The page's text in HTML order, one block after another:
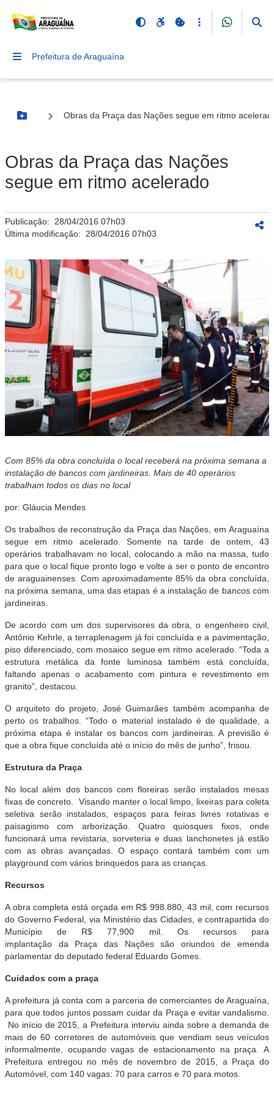
Prefeitura de Araguaína
Botão Menu
Obras da Praça das Nações segue em ritmo
Obras da Praça das Nações
segue em ritmo acelerado
Publicação: 28/04/2016 07h03
Última modificação: 28/04/2016 07h03
Com 85% da obra concluída o local receberá na próxima semana a
instalação de bancos com jardineiras. Mais de 40 operários
trabalham todos os dias no local
por: Gláucia Mendes
Os trabalhos de reconstrução da Praça das Nações, em Araguaína
segue em ritmo acelerado. Somente na tarde de ontem, 43
operários trabalhavam no local, colocando a mão na massa, tudo
para que o local fique pronto logo e volte a ser o ponto de encontro
de araguainenses. Com aproximadamente 85% da obra concluída,
na próxima semana, uma das etapas é a instalação de bancos com
jardineiras.
De acordo com um dos supervisores da obra, o engenheiro civil,
Antônio Kehrle, a terraplenagem já foi concluída e a pavimentação,
piso diferenciado, com mosaico segue em ritmo acelerado. “Toda a
estrutura metálica da fonte luminosa também está concluída,
faltando apenas o acabamento com pintura e revestimento em
granito”, destacou.
O arquiteto do projeto, José Guimarães também acompanha de
perto os trabalhos. “Todo o material instalado é de qualidade, a
próxima etapa é instalar os bancos com jardineiras. A previsão é
que a obra fique concluída até o início do mês de junho”, frisou.
Estrutura da Praça
No local além dos bancos com floreiras serão instalados mesas
fixas de concreto. Visando manter o local limpo, lixeiras para coleta
seletiva serão instalados, espaços para feiras livres rotativas e
paisagismo com arborização. Quatro quiosques fixos, onde
funcionará uma revistaria, sorveteria e duas lanchonetes já estão
com as obras avançadas. O espaço contará também com um
playground com vários brinquedos para as crianças.
Recursos
A obra completa está orçada em R$ 998.880, 43 mil, com recursos
do Governo Federal, via Ministério das Cidades, e contrapartida do
Município de R$ 77,900 mil. Os recursos para
implantação da Praça das Nações são oriundos de emenda
parlamentar do deputado federal Eduardo Gomes.
Cuidados com a praça
A prefeitura já conta com a parceria de comerciantes de Araguaína,
para que todos juntos possam cuidar da Praça e evitar vandalismo.
No início de 2015, a Prefeitura interviu ainda sobre a demanda de
mais de 60 corretores de automóveis que vendiam seus veículos
informalmente, ocupando vagas de estacionamento na praça. A
Prefeitura entregou no mês de novembro de 2015, a Praça do
Automóvel, com 140 vagas: 70 para carros e 70 para motos.